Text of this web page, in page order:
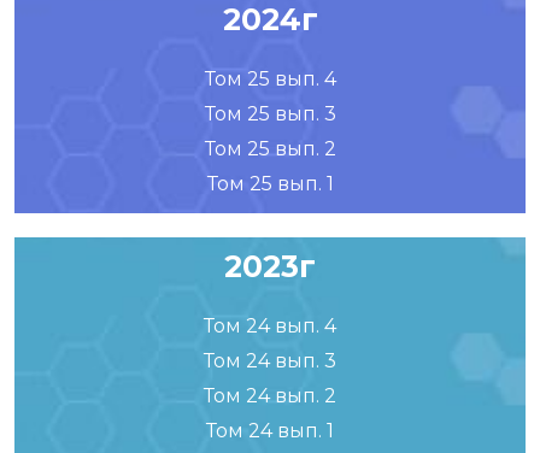
2024г
Том 25 вып. 4
Том 25 вып. 3
Том 25 вып. 2
Том 25 вып. 1
2023г
Том 24 вып. 4
Том 24 вып. 3
Том 24 вып. 2
Том 24 вып. 1